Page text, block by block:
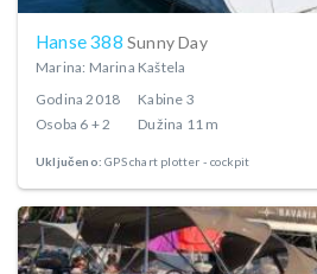
Hanse 388 Sunny Day
Marina: Marina Kaštela
Godina 2018 Kabine 3
Osoba 6 + 2 Dužina 11 m
Uključeno: GPS chart plotter - cockpit